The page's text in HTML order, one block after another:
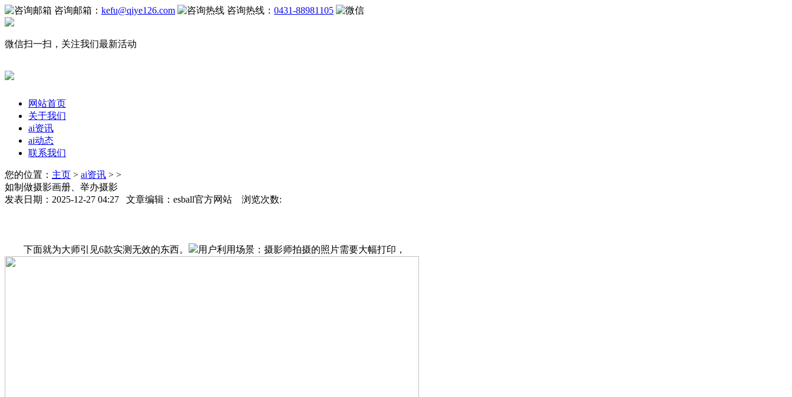
咨询邮箱： kefu@qiye126.com 咨询热线： 0431-88981105
微信扫一扫，关注我们最新活动
网站首页
关于我们
ai资讯
ai动态
联系我们
您的位置： 主页 > ai资讯 > >
如制做摄影画册、举办摄影
发表日期：2025-12-27 04:27 文章编辑：esball官方网站 浏览次数:
下面就为大师引见6款实测无效的东西。 用户利用场景：摄影师拍摄的照片需要大幅打印，